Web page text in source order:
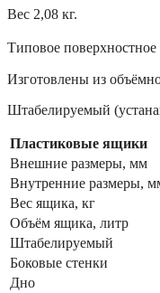
Вес 2,08 кг.
Типовое поверхностное
Изготовлены из
Штабелируемый
Пластиковые ящики
Внешние размеры, мм
Внутренние размеры,
Вес ящика, кг
Объём ящика, литр
Штабелируемый
Боковые стенки
Дно